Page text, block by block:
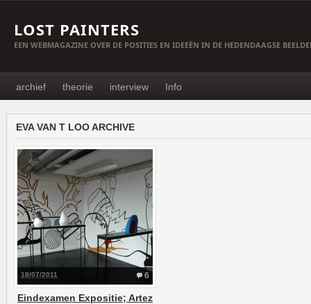
LOST PAINTERS
EEN WEBMAGAZINE OVER DE POSITIES EN IDEEËN IN DE HEDENDAAGSE
archief theorie interview Info
EVA VAN T LOO ARCHIVE
6
18/07/2011
Eindexamen Expositie; Artez